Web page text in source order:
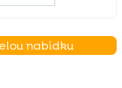
nabídku